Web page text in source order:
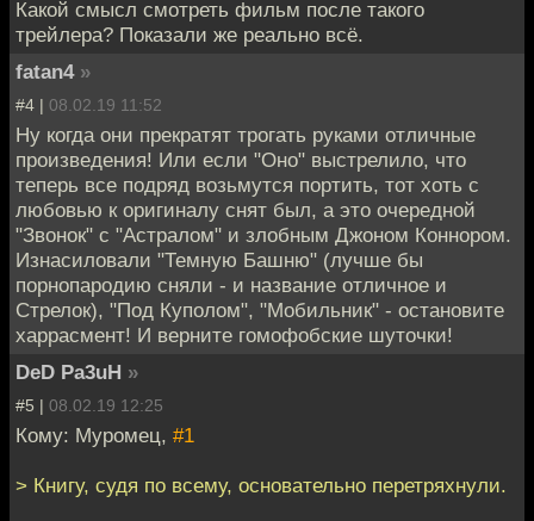
Какой смысл смотреть фильм после такого
трейлера? Показали же реально всё.
fatan4 »
#4 | 08.02.19 11:52
Ну когда они прекратят трогать руками отличные
произведения! Или если "Оно" выстрелило, что
теперь все подряд возьмутся портить, тот хоть с
любовью к оригиналу снят был, а это очередной
"Звонок" с "Астралом" и злобным Джоном Коннором.
Изнасиловали "Темную Башню" (лучше бы
порнопародию сняли - и название отличное и
Стрелок), "Под Куполом", "Мобильник" - остановите
харрасмент! И верните гомофобские шуточки!
DeD Pa3uH »
#5 | 08.02.19 12:25
Кому: Муромец, #1
> Книгу, судя по всему, основательно перетряхнули.